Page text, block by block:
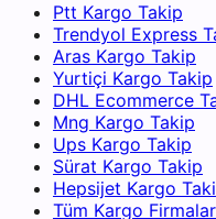
Ptt Kargo Takip
Trendyol Express
Aras Kargo Takip
Yurtiçi Kargo Takip
DHL Ecommerce
Mng Kargo Takip
Ups Kargo Takip
Sürat Kargo Takip
Hepsijet Kargo
Tüm Kargo